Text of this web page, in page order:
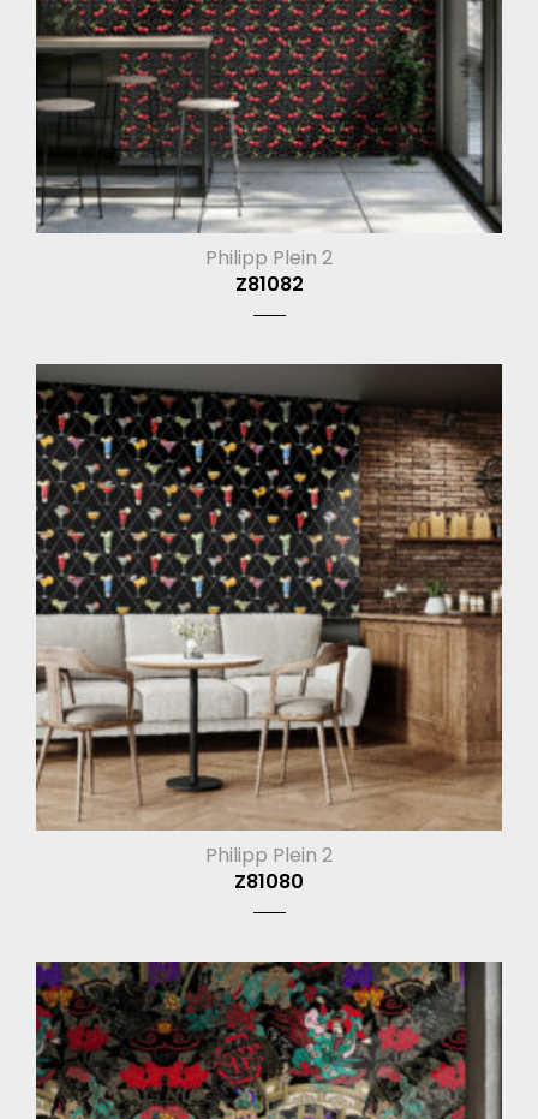
Philipp Plein 2
Z81082
Philipp Plein 2
Z81080